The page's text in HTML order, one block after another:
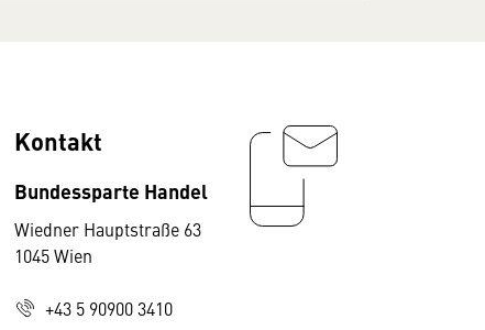
Kontakt
Bundessparte Handel
Wiedner Hauptstraße 63
1045 Wien
+43 5 90900 3410